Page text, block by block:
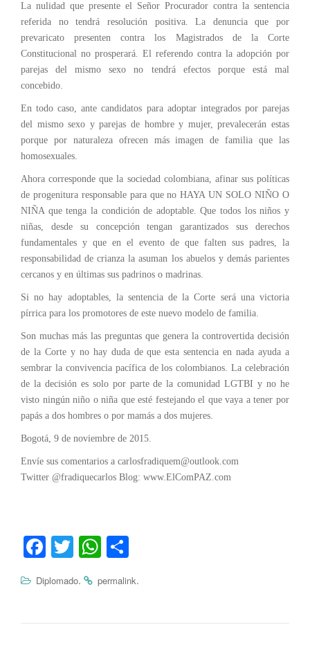
La nulidad que presente el Señor Procurador contra la sentencia
referida no tendrá resolución positiva. La denuncia que por
prevaricato presenten contra los Magistrados de la Corte
Constitucional no prosperará. El referendo contra la adopción por
parejas del mismo sexo no tendrá efectos porque está mal
concebido.
En todo caso, ante candidatos para adoptar integrados por parejas
del mismo sexo y parejas de hombre y mujer, prevalecerán estas
porque por naturaleza ofrecen más imagen de familia que las
homosexuales.
Ahora corresponde que la sociedad colombiana, afinar sus políticas
de progenitura responsable para que no HAYA UN SOLO NIÑO O
NIÑA que tenga la condición de adoptable. Que todos los niños y
niñas, desde su concepción tengan garantizados sus derechos
fundamentales y que en el evento de que falten sus padres, la
responsabilidad de crianza la asuman los abuelos y demás parientes
cercanos y en últimas sus padrinos o madrinas.
Si no hay adoptables, la sentencia de la Corte será una victoria
pírrica para los promotores de este nuevo modelo de familia.
Son muchas más las preguntas que genera la controvertida decisión
de la Corte y no hay duda de que esta sentencia en nada ayuda a
sembrar la convivencia pacífica de los colombianos. La celebración
de la decisión es solo por parte de la comunidad LGTBI y no he
visto ningún niño o niña que esté festejando el que vaya a tener por
papás a dos hombres o por mamás a dos mujeres.
Bogotá, 9 de noviembre de 2015.
Envíe sus comentarios a carlosfradiquem@outlook.com
Twitter @fradiquecarlos Blog: www.ElComPAZ.com
Fa
bo
T
tte
W
ts
m
Diplomado. permalink.